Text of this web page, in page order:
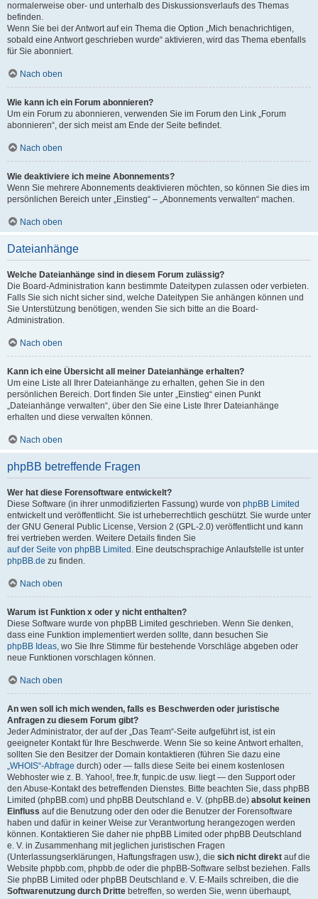
normalerweise ober- und unterhalb des Diskussionsverlaufs des Themas
befinden.
Wenn Sie bei der Antwort auf ein Thema die Option „Mich benachrichtigen,
sobald eine Antwort geschrieben wurde“ aktivieren, wird das Thema ebenfalls
für Sie abonniert.
Nach oben
Wie kann ich ein Forum abonnieren?
Um ein Forum zu abonnieren, verwenden Sie im Forum den Link „Forum
abonnieren“, der sich meist am Ende der Seite befindet.
Nach oben
Wie deaktiviere ich meine Abonnements?
Wenn Sie mehrere Abonnements deaktivieren möchten, so können Sie dies im
persönlichen Bereich unter „Einstieg“ – „Abonnements verwalten“ machen.
Nach oben
Dateianhänge
Welche Dateianhänge sind in diesem Forum zulässig?
Die Board-Administration kann bestimmte Dateitypen zulassen oder verbieten.
Falls Sie sich nicht sicher sind, welche Dateitypen Sie anhängen können und
Sie Unterstützung benötigen, wenden Sie sich bitte an die Board-
Administration.
Nach oben
Kann ich eine Übersicht all meiner Dateianhänge erhalten?
Um eine Liste all Ihrer Dateianhänge zu erhalten, gehen Sie in den
persönlichen Bereich. Dort finden Sie unter „Einstieg“ einen Punkt
„Dateianhänge verwalten“, über den Sie eine Liste Ihrer Dateianhänge
erhalten und diese verwalten können.
Nach oben
phpBB betreffende Fragen
Wer hat diese Forensoftware entwickelt?
Diese Software (in ihrer unmodifizierten Fassung) wurde von phpBB Limited
entwickelt und veröffentlicht. Sie ist urheberrechtlich geschützt. Sie wurde unter
der GNU General Public License, Version 2 (GPL-2.0) veröffentlicht und kann
frei vertrieben werden. Weitere Details finden Sie
auf der Seite von phpBB Limited . Eine deutschsprachige Anlaufstelle ist unter
phpBB.de zu finden.
Nach oben
Warum ist Funktion x oder y nicht enthalten?
Diese Software wurde von phpBB Limited geschrieben. Wenn Sie denken,
dass eine Funktion implementiert werden sollte, dann besuchen Sie
phpBB Ideas, wo Sie Ihre Stimme für bestehende Vorschläge abgeben oder
neue Funktionen vorschlagen können.
Nach oben
An wen soll ich mich wenden, falls es Beschwerden oder juristische
Anfragen zu diesem Forum gibt?
Jeder Administrator, der auf der „Das Team“-Seite aufgeführt ist, ist ein
geeigneter Kontakt für Ihre Beschwerde. Wenn Sie so keine Antwort erhalten,
sollten Sie den Besitzer der Domain kontaktieren (führen Sie dazu eine
„WHOIS“-Abfrage durch) oder — falls diese Seite bei einem kostenlosen
Webhoster wie z. B. Yahoo!, free.fr, funpic.de usw. liegt — den Support oder
den Abuse-Kontakt des betreffenden Dienstes. Bitte beachten Sie, dass phpBB
Limited (phpBB.com) und phpBB Deutschland e. V. (phpBB.de) absolut keinen
Einfluss auf die Benutzung oder den oder die Benutzer der Forensoftware
haben und dafür in keiner Weise zur Verantwortung herangezogen werden
können. Kontaktieren Sie daher nie phpBB Limited oder phpBB Deutschland
e. V. in Zusammenhang mit jeglichen juristischen Fragen
(Unterlassungserklärungen, Haftungsfragen usw.), die sich nicht direkt auf die
Website phpbb.com, phpbb.de oder die phpBB-Software selbst beziehen. Falls
Sie phpBB Limited oder phpBB Deutschland e. V. E-Mails schreiben, die die
Softwarenutzung durch Dritte betreffen, so werden Sie, wenn überhaupt,